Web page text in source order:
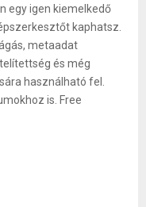
egy igen kiemelkedő
kaphatsz.
metaadat
és még
használható fel.
is. Free